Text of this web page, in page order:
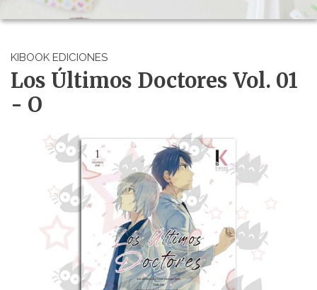
KIBOOK EDICIONES
Los Últimos Doctores Vol. 01
- O